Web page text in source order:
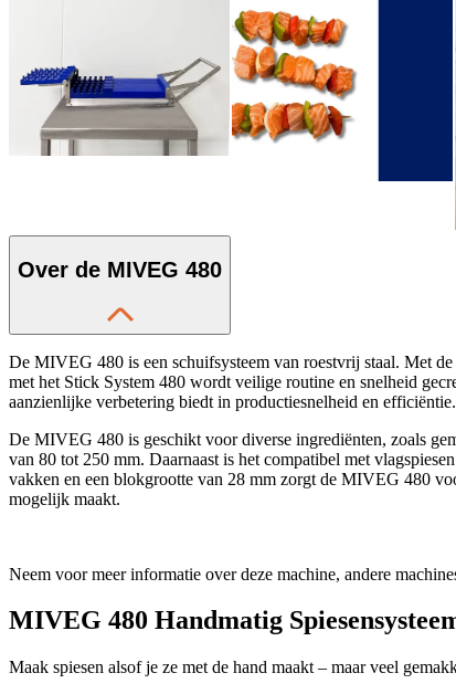
Over de MIVEG 480
De MIVEG 480 is een schuifsysteem van roestvrij staal. Met
met het Stick System 480 wordt veilige routine en snelheid
aanzienlijke verbetering biedt in productiesnelheid en efficiëntie.
De MIVEG 480 is geschikt voor diverse ingrediënten, zoals
van 80 tot 250 mm. Daarnaast is het compatibel met
vakken en een blokgrootte van 28 mm zorgt de MIVEG 480
mogelijk maakt.
Neem voor meer informatie over deze machine, andere
MIVEG 480 Handmatig
Maak spiesen alsof je ze met de hand maakt – maar veel